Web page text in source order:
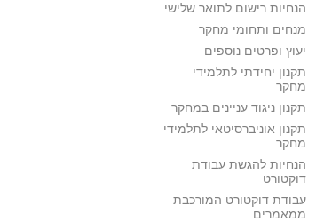
הנחיות רישום לתואר שלישי
מנחים ותחומי מחקר
יעוץ ופרטים נוספים
תקנון יחידתי לתלמידי
מחקר
תקנון ניגוד עניינים במחקר
תקנון אוניברסיטאי לתלמידי
מחקר
הנחיות להגשת עבודת
דוקטורט
עבודת דוקטורט המורכבת
ממאמרים